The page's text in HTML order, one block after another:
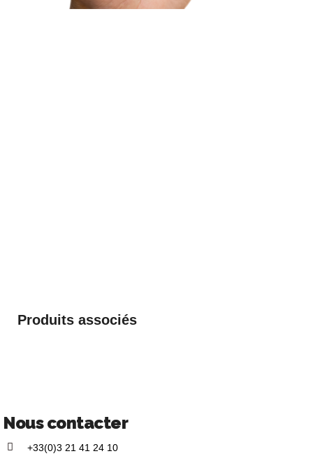
Produits associés
Nous contacter
+33(0)3 21 41 24 10